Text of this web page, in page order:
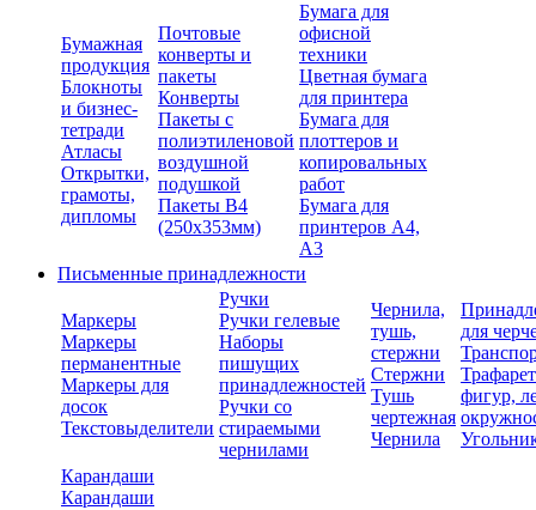
Бумажная
продукция
Блокноты
и бизнес-
тетради
Атласы
Открытки,
грамоты,
дипломы
Почтовые
конверты и
пакеты
Конверты
Пакеты с
полиэтиленовой
воздушной
подушкой
Пакеты В4
(250х353мм)
Бумага для
офисной
техники
Цветная бумага
для принтера
Бумага для
плоттеров и
копировальных
работ
Бумага для
принтеров А4,
А3
Письменные принадлежности
Маркеры
Маркеры
перманентные
Маркеры для
досок
Текстовыделители
Ручки
Ручки гелевые
Наборы
пишущих
принадлежностей
Ручки со
стираемыми
чернилами
Чернила,
тушь,
стержни
Стержни
Тушь
чертежная
Чернила
для
фигур,
Карандаши
Карандаши